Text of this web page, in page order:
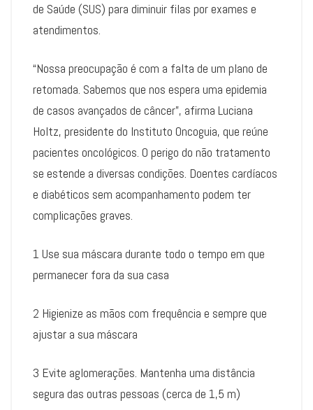
de Saúde (SUS) para diminuir filas por exames e
atendimentos.
“Nossa preocupação é com a falta de um plano de
retomada. Sabemos que nos espera uma epidemia
de casos avançados de câncer”, afirma Luciana
Holtz, presidente do Instituto Oncoguia, que reúne
pacientes oncológicos. O perigo do não tratamento
se estende a diversas condições. Doentes cardíacos
e diabéticos sem acompanhamento podem ter
complicações graves.
1 Use sua máscara durante todo o tempo em que
permanecer fora da sua casa
2 Higienize as mãos com frequência e sempre que
ajustar a sua máscara
3 Evite aglomerações. Mantenha uma distância
segura das outras pessoas (cerca de 1,5 m)